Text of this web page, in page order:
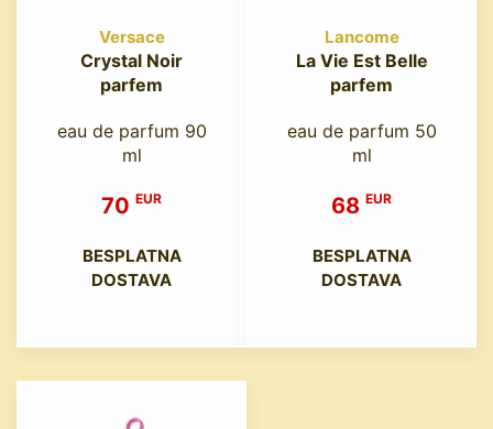
Versace
Crystal Noir
parfem
eau de parfum 90
ml
70 EUR
BESPLATNA
DOSTAVA
Lancome
La Vie Est Belle
parfem
eau de parfum 50
ml
68 EUR
BESPLATNA
DOSTAVA